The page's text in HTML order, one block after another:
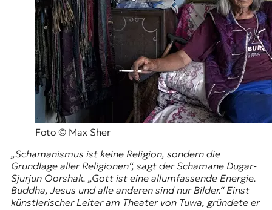
Foto © Max Sher
„Schamanismus ist keine Religion, sondern die
Grundlage aller Religionen“, sagt der Schamane Dugar-
Sjurjun Oorshak. „Gott ist eine allumfassende Energie.
Buddha, Jesus und alle anderen sind nur Bilder.“ Einst
künstlerischer Leiter am Theater von Tuwa, gründete er